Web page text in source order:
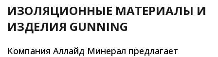
ИЗОЛЯЦИОННЫЕ МАТЕРИАЛЫ И
ИЗДЕЛИЯ GUNNING
Компания Аллайд Минерал предлагает